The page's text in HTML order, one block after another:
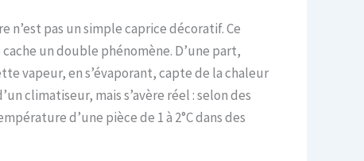
pas un simple caprice décoratif. Ce
un double phénomène. D’une part,
vapeur, en s’évaporant, capte de la chaleur
climatiseur, mais s’avère réel : selon des
d’une pièce de 1 à 2°C dans des